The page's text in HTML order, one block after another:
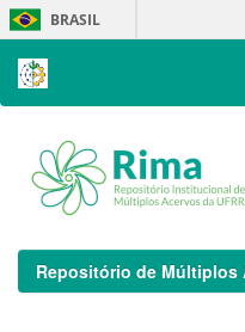
Skip
navigation
BRASIL
Repositório de Múltiplos